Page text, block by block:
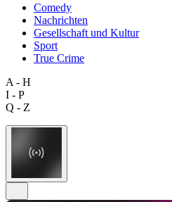
Comedy
Nachrichten
Gesellschaft und Kultur
Sport
True Crime
A - H
I - P
Q - Z